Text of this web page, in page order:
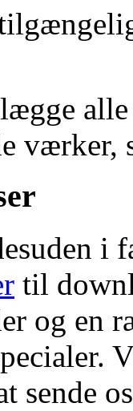
værker,
i
til
og en
sende